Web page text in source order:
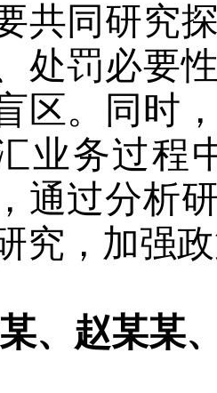
共同研究
处罚必要
区。同时
业务过程
通过分析
究，加强
、赵某某